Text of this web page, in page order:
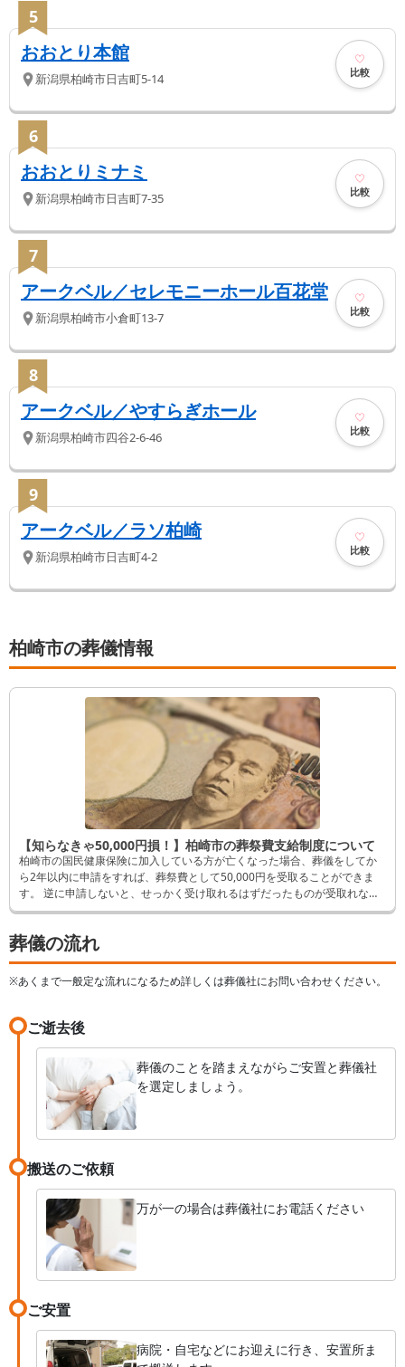
5
おおとり本館
新潟県柏崎市日吉町5-14 比較
6
おおとりミナミ
新潟県柏崎市日吉町7-35 比較
7
アークベル／セレモニーホール百花堂
新潟県柏崎市小倉町13-7 比較
8
アークベル／やすらぎホール
新潟県柏崎市四谷2-6-46 比較
9
アークベル／ラソ柏崎
新潟県柏崎市日吉町4-2 比較
柏崎市の葬儀情報
【知らなきゃ50,000円損！】柏崎市の葬祭費支給制度について
柏崎市の国民健康保険に加入している方が亡くなった場合、葬儀をしてか
ら2年以内に申請をすれば、葬祭費として50,000円を受取ることができま
す。 逆に申請しないと、せっかく受け取れるはずだったものが受取れなく
なってしまいます。 そんなことにならないよう、この記事では申請方法な
葬儀の流れ
※あくまで一般定な流れになるため詳しくは葬儀社にお問い合わせください。
ご逝去後
葬儀のことを踏まえながらご安置と葬儀社
を選定しましょう。
搬送のご依頼
万が一の場合は葬儀社にお電話ください
ご安置
病院・自宅などにお迎えに行き、安置所ま